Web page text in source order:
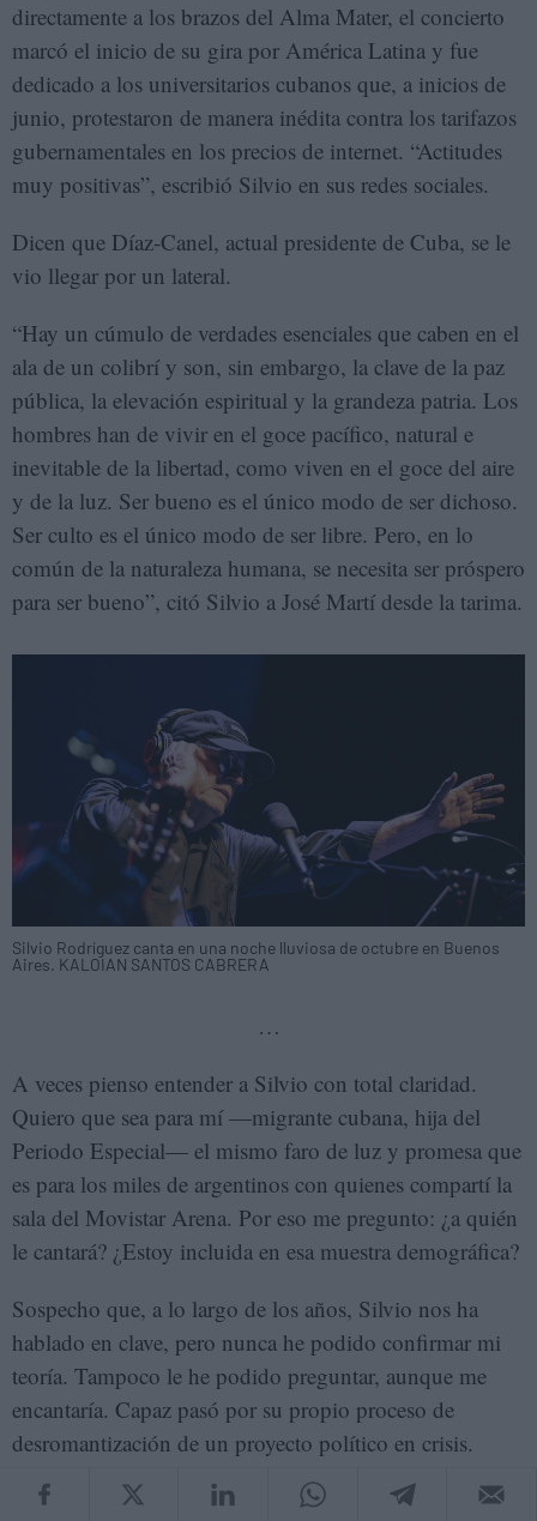
directamente a los brazos del Alma Mater, el concierto
marcó el inicio de su gira por América Latina y fue
dedicado a los universitarios cubanos que, a inicios de
junio, protestaron de manera inédita contra los tarifazos
gubernamentales en los precios de internet. “Actitudes
muy positivas”, escribió Silvio en sus redes sociales.
Dicen que Díaz-Canel, actual presidente de Cuba, se le
vio llegar por un lateral.
“Hay un cúmulo de verdades esenciales que caben en el
ala de un colibrí y son, sin embargo, la clave de la paz
pública, la elevación espiritual y la grandeza patria. Los
hombres han de vivir en el goce pacífico, natural e
inevitable de la libertad, como viven en el goce del aire
y de la luz. Ser bueno es el único modo de ser dichoso.
Ser culto es el único modo de ser libre. Pero, en lo
común de la naturaleza humana, se necesita ser próspero
para ser bueno”, citó Silvio a José Martí desde la tarima.
Silvio Rodríguez canta en una noche lluviosa de octubre en Buenos
Aires. KALOIAN SANTOS CABRERA
…
A veces pienso entender a Silvio con total claridad.
Quiero que sea para mí —migrante cubana, hija del
Periodo Especial— el mismo faro de luz y promesa que
es para los miles de argentinos con quienes compartí la
sala del Movistar Arena. Por eso me pregunto: ¿a quién
le cantará? ¿Estoy incluida en esa muestra demográfica?
Sospecho que, a lo largo de los años, Silvio nos ha
hablado en clave, pero nunca he podido confirmar mi
teoría. Tampoco le he podido preguntar, aunque me
encantaría. Capaz pasó por su propio proceso de
desromantización de un proyecto político en crisis.
Evoco la entrevista que dio a la revista
“Las revoluciones no son perfectas, son necesarias”,